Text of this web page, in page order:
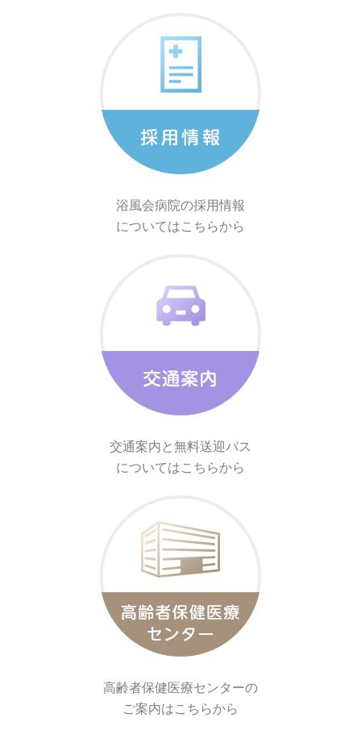
浴風会病院の採用情報
についてはこちらから
交通案内と無料送迎バス
についてはこちらから
高齢者保健医療センターの
ご案内はこちらから